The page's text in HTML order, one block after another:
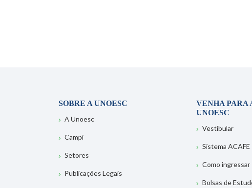
SOBRE A UNOESC
A Unoesc
Campi
Setores
Publicações Legais
VENHA PARA
UNOESC
Vestibular
Sistema ACAFE
Como ingressar
Bolsas de